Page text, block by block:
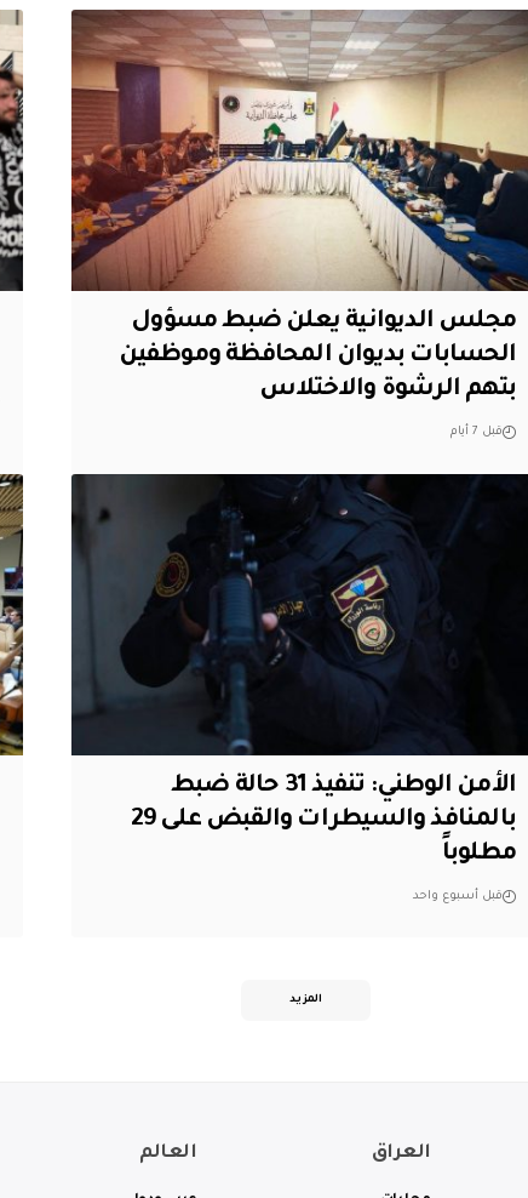
مجلس الديوانية يعلن ضبط مسؤول
الحسابات بديوان المحافظة وموظفين
بتهم الرشوة والاختلاس
قبل 7 أيام
الأمن الوطني: تنفيذ 31 حالة ضبط
بالمنافذ والسيطرات والقبض على 29
مطلوباً
قبل أسبوع واحد
المزيد
العراق العالم